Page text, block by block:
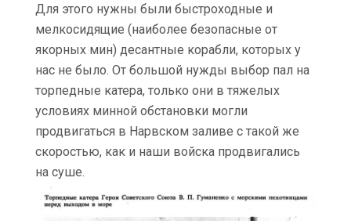
Для этого нужны были быстроходные и
мелкосидящие (наиболее безопасные от
якорных мин) десантные корабли, которых у
нас не было. От большой нужды выбор пал на
торпедные катера, только они в тяжелых
условиях минной обстановки могли
продвигаться в Нарвском заливе с такой же
скоростью, как и наши войска продвигались
на суше.